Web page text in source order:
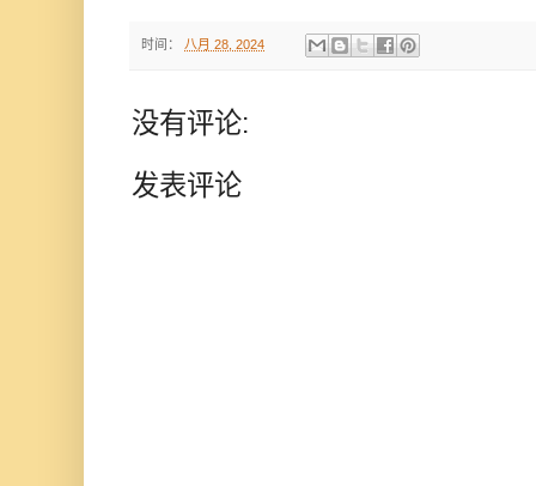
时间： 八月 28, 2024
没有评论:
发表评论